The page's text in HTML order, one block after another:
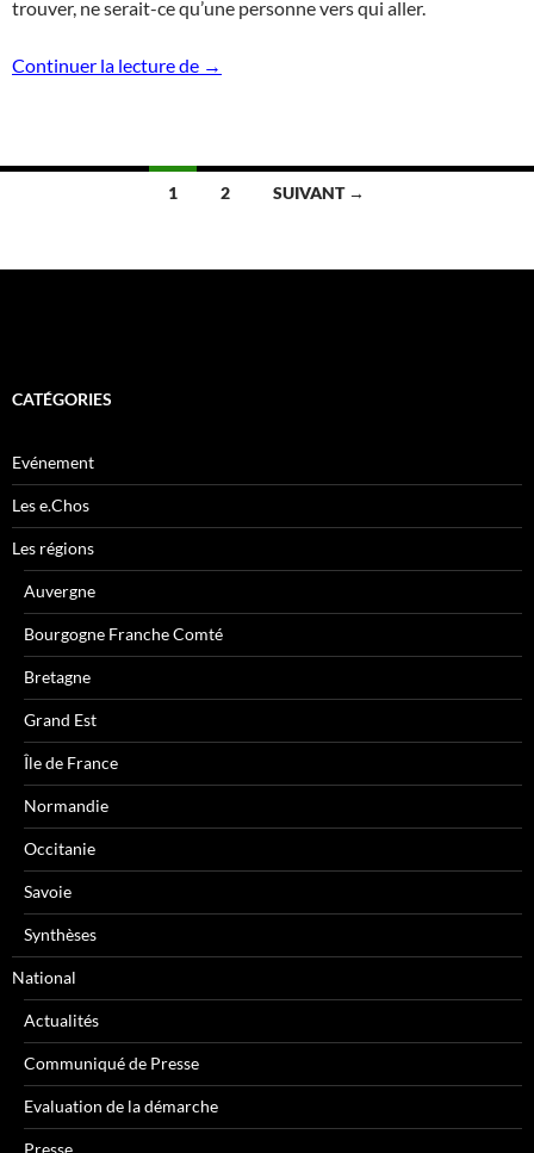
trouver, ne serait-ce qu’une personne vers qui aller.
Continuer la lecture de Synthèse du colloque Auvergne 2017
→
articles
1 2 SUIVANT →
CATÉGORIES
Evénement
Les e.Chos
Les régions
Auvergne
Bourgogne Franche Comté
Bretagne
Grand Est
Île de France
Normandie
Occitanie
Savoie
Synthèses
National
Actualités
Communiqué de Presse
Evaluation de la démarche
Presse